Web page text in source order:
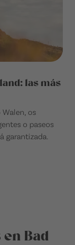
las más
os
o paseos
garantizada.
Bad